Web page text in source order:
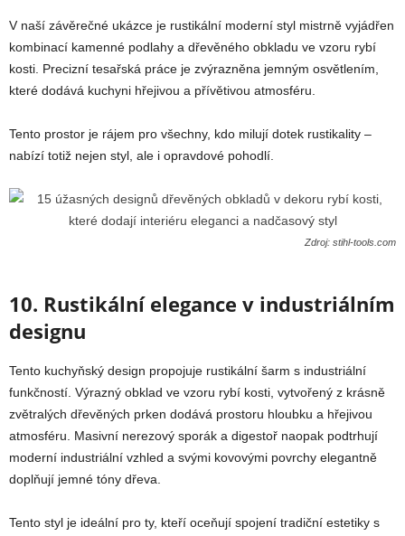
V naší závěrečné ukázce je rustikální moderní styl mistrně vyjádřen
kombinací kamenné podlahy a dřevěného obkladu ve vzoru rybí
kosti. Precizní tesařská práce je zvýrazněna jemným osvětlením,
které dodává kuchyni hřejivou a přívětivou atmosféru.
Tento prostor je rájem pro všechny, kdo milují dotek rustikality –
nabízí totiž nejen styl, ale i opravdové pohodlí.
Zdroj: stihl-tools.com
10. Rustikální elegance v industriálním
designu
Tento kuchyňský design propojuje rustikální šarm s industriální
funkčností. Výrazný obklad ve vzoru rybí kosti, vytvořený z krásně
zvětralých dřevěných prken dodává prostoru hloubku a hřejivou
atmosféru. Masivní nerezový sporák a digestoř naopak podtrhují
moderní industriální vzhled a svými kovovými povrchy elegantně
doplňují jemné tóny dřeva.
Tento styl je ideální pro ty, kteří oceňují spojení tradiční estetiky s